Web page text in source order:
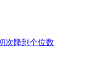
次降到个位数